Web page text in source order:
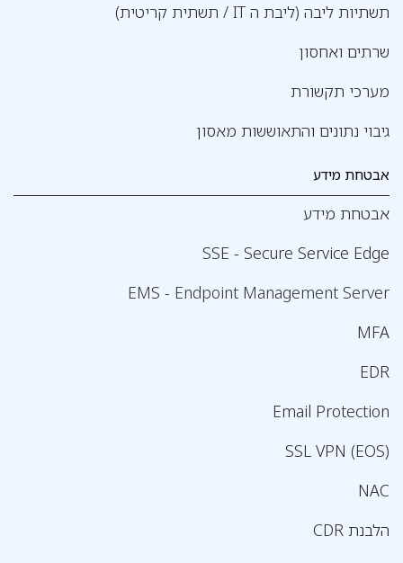
תשתיות ליבה (ליבת ה IT / תשתית קריטית)
שרתים ואחסון
מערכי תקשורת
גיבוי נתונים והתאוששות מאסון
אבטחת מידע
אבטחת מידע
SSE - Secure Service Edge
EMS - Endpoint Management Server
MFA
EDR
Email Protection
SSL VPN (EOS)
NAC
הלבנת CDR